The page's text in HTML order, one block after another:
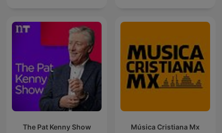
The Pat Kenny Show Música Cristiana Mx